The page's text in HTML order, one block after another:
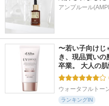
アンプルール
〜若い子向けじ
き、現品買いの
卒業。 大人の
ウォータフルトー
ランキングIN